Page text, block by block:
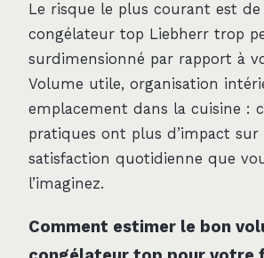
Le risque le plus courant est
congélateur top Liebherr trop
surdimensionné par rapport à
Volume utile, organisation
emplacement dans la cuisine :
pratiques ont plus d’impact sur
satisfaction quotidienne que
l’imaginez.
Comment estimer le bon